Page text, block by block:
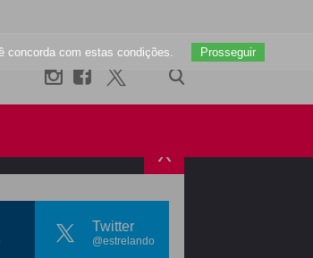
concorda com estas condições. Prosseguir
X
Twitter
@estrelando
INSTAGRAM